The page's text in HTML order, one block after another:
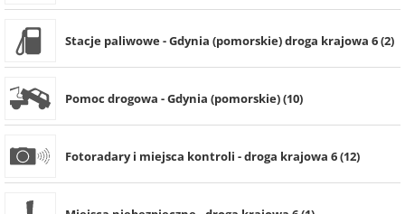
Stacje paliwowe - Gdynia (pomorskie) droga krajowa 6 (2)
Pomoc drogowa - Gdynia (pomorskie) (10)
Fotoradary i miejsca kontroli - droga krajowa 6 (12)